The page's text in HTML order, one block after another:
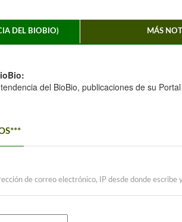
DEL BIOBIO) MÁS
del BioBio, publicaciones de su Portal
de correo electrónico, IP desde donde escribe